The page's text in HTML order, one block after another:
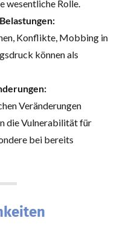
wesentliche Rolle.
Konflikte, Mobbing in
können als
Veränderungen
die Vulnerabilität für
bei bereits